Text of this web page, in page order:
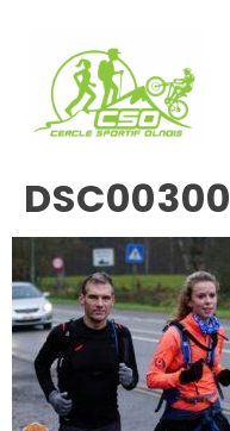
DSC00300